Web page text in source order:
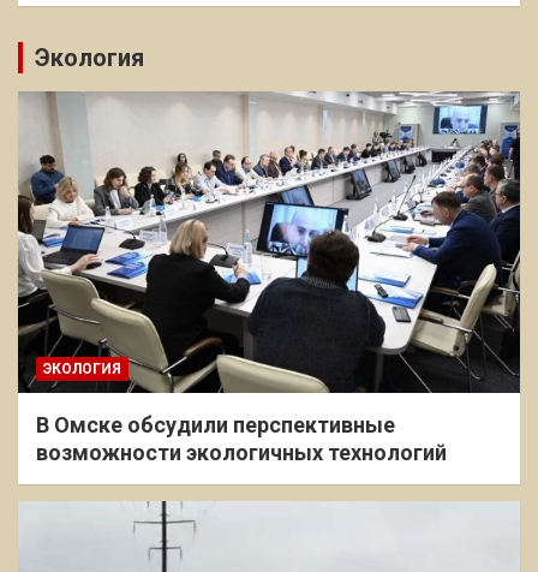
Экология
ЭКОЛОГИЯ
В Омске обсудили перспективные
возможности экологичных технологий